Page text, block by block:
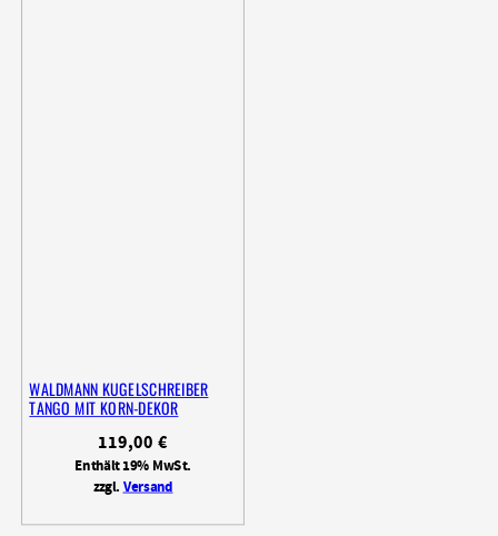
WALDMANN KUGELSCHREIBER
TANGO MIT KORN-DEKOR
119,00 €
Enthält 19% MwSt.
zzgl.Versand